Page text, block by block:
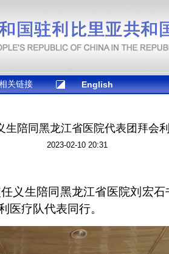
关链接 English
生陪同黑龙江省医院代表团拜会
2023-02-10 20:31
义生陪同黑龙江省医院刘宏
医疗队代表同行。